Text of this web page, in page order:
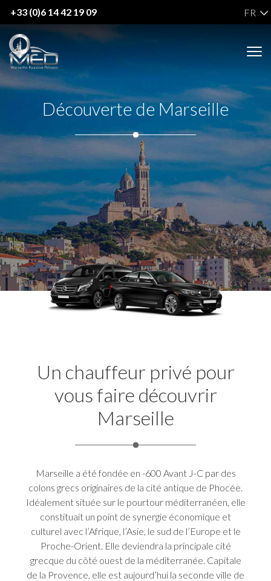
+33 (0)6 14 42 19 09 FR
Découverte de Marseille
Un chauffeur privé pour
vous faire découvrir
Marseille
Marseille a été fondée en -600 Avant J-C par des
colons grecs originaires de la cité antique de Phocée.
Idéalement située sur le pourtour méditerranéen, elle
constituait un point de synergie économique et
culturel avec l’Afrique, l’Asie, le sud de l’Europe et le
Proche-Orient. Elle deviendra la principale cité
grecque du côté ouest de la méditerranée. Capitale
de la Provence, elle est aujourd’hui la seconde ville de